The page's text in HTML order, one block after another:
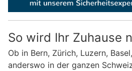
So wird Ihr Zuhause
Ob in Bern, Zürich, Luzern,
anderswo in der ganzen